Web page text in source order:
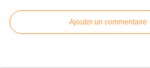
Ajouter un commentaire